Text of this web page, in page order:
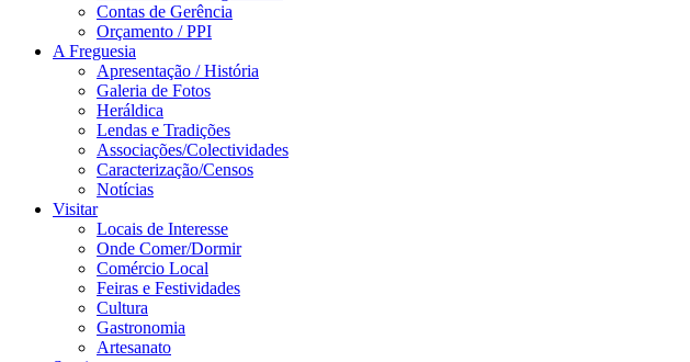
Contas de Gerência
Orçamento / PPI
A Freguesia
Apresentação / História
Galeria de Fotos
Heráldica
Lendas e Tradições
Associações/Colectividades
Caracterização/Censos
Notícias
Visitar
Locais de Interesse
Onde Comer/Dormir
Comércio Local
Feiras e Festividades
Cultura
Gastronomia
Artesanato